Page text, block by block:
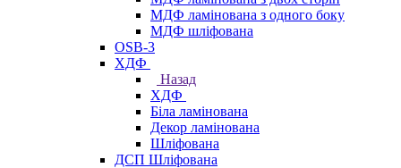
МДФ ламінована з одного боку
МДФ шліфована
OSB-3
ХДФ
Назад
ХДФ
Біла ламінована
Декор ламінована
Шліфована
ДСП Шліфована